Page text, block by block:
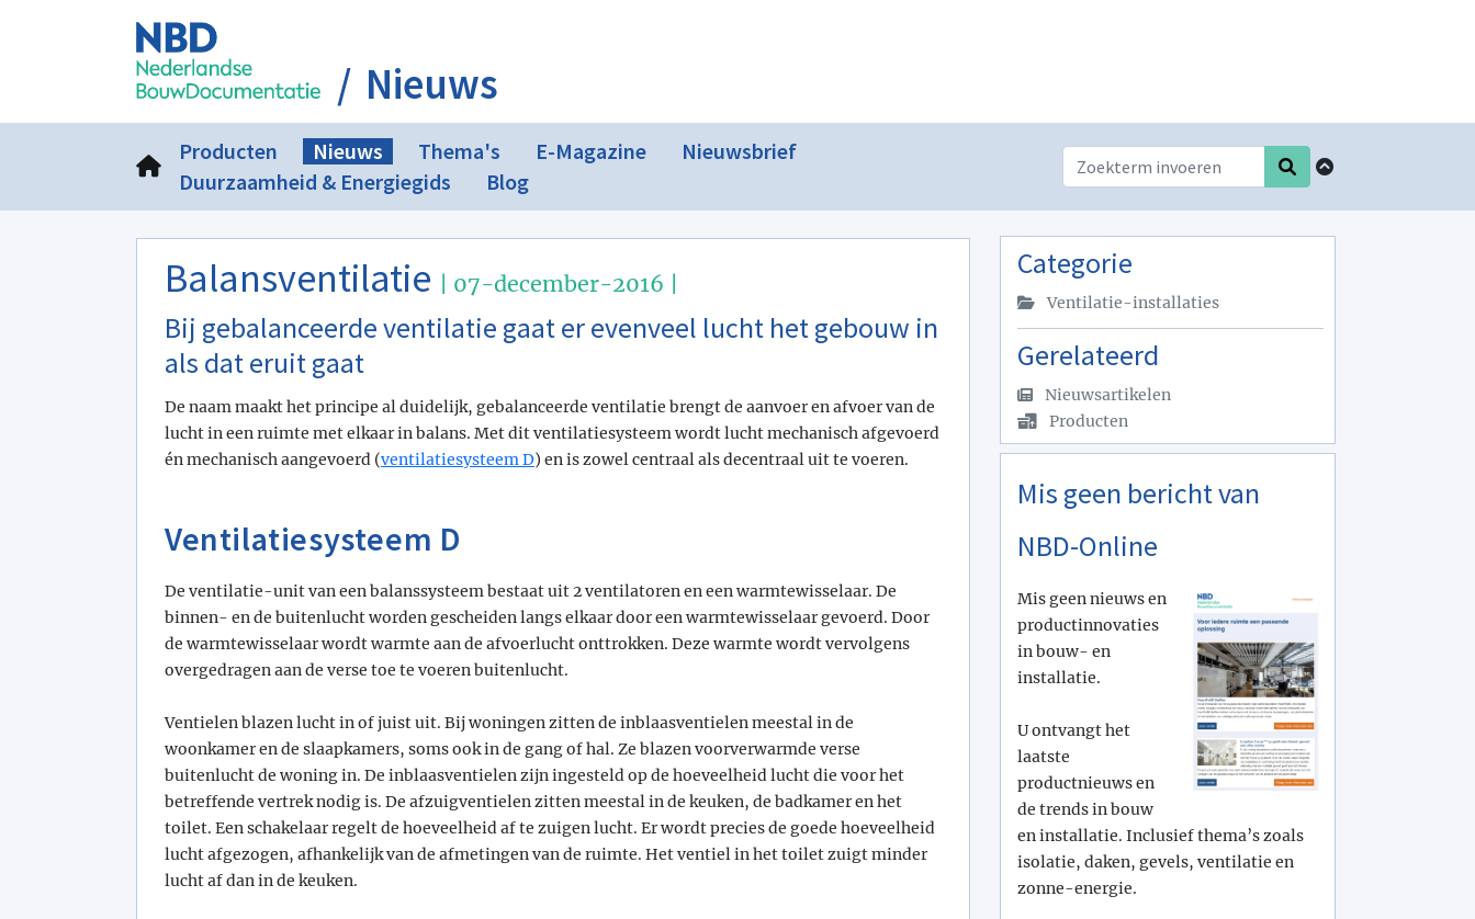
Nieuws
Producten Nieuws Thema's E-Magazine
Nieuwsbrief
Duurzaamheid & Energiegids
Blog
Balansventilatie | 07-december-2016 |
Bij gebalanceerde ventilatie gaat er evenveel lucht het gebouw in
als dat eruit gaat
De naam maakt het principe al duidelijk, gebalanceerde ventilatie brengt de aanvoer en afvoer van de
lucht in een ruimte met elkaar in balans. Met dit ventilatiesysteem wordt lucht mechanisch afgevoerd
én mechanisch aangevoerd (ventilatiesysteem D) en is zowel centraal als decentraal uit te voeren.
Ventilatiesysteem D
De ventilatie-unit van een balanssysteem bestaat uit 2 ventilatoren en een warmtewisselaar. De
binnen- en de buitenlucht worden gescheiden langs elkaar door een warmtewisselaar gevoerd. Door
de warmtewisselaar wordt warmte aan de afvoerlucht onttrokken. Deze warmte wordt vervolgens
overgedragen aan de verse toe te voeren buitenlucht.
Ventielen blazen lucht in of juist uit. Bij woningen zitten de inblaasventielen meestal in de
woonkamer en de slaapkamers, soms ook in de gang of hal. Ze blazen voorverwarmde verse
buitenlucht de woning in. De inblaasventielen zijn ingesteld op de hoeveelheid lucht die voor het
betreffende vertrek nodig is. De afzuigventielen zitten meestal in de keuken, de badkamer en het
toilet. Een schakelaar regelt de hoeveelheid af te zuigen lucht. Er wordt precies de goede hoeveelheid
lucht afgezogen, afhankelijk van de afmetingen van de ruimte. Het ventiel in het toilet zuigt minder
lucht af dan in de keuken.
Categorie
Ventilatie-installaties
Gerelateerd
Nieuwsartikelen
Producten
Mis geen bericht van
NBD-Online
Mis geen nieuws en
productinnovaties
in bouw- en
installatie.
U ontvangt het
laatste
productnieuws en
de trends in bouw
en installatie. Inclusief thema’s zoals
isolatie, daken, gevels, ventilatie en
zonne-energie.